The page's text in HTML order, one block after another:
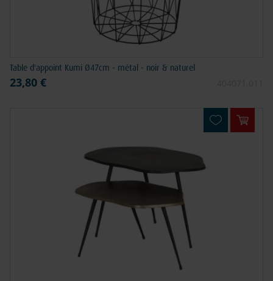
Table d'appoint Kumi Ø47cm - métal - noir & naturel
23,80 €